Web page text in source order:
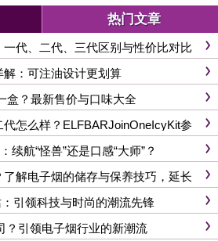
热门文章
代、二代、三代区别与性价比对比
：可注油设计更划算
盒？最新售价与口味大全
怎么样？ELFBARJoinOneIcyKit参
续航“怪兽”还是口感“大师”？
解电子烟的储存与保养技巧，延长
引领科技与时尚的潮流先锋
？引领电子烟行业的新潮流